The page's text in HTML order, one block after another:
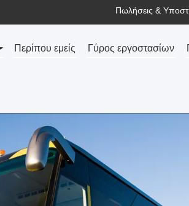
Πωλήσεις &
Περίπου εμείς Γύρος εργοστασίων